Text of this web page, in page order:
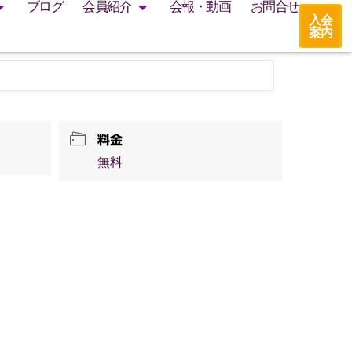
ブログ 会員紹介 会報・動画
お問合せ
入会
案内
料金
無料